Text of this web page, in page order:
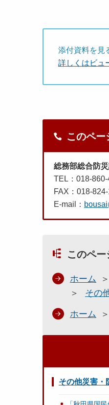
添付資料を見
詳しくはビュ
このペー
総務部総合防
TEL：018-
FAX：018-
E-mail：
このペ
ホーム
その
ホーム
その他災害・